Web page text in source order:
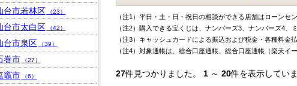
（注1）平日・土・日・祝日の相談ができる店舗はローンセ
（注2）購入できる宝くじは、ナンバーズ3、ナンバーズ4、
（注3）キャッシュカードによる振込および税金・各種料金
（注4）対象通帳は、総合口座通帳、総合口座通帳（楽天イ
27件見つかりました。 1～ 20件を表示してい
台市若林区 （23）
台市太白区 （42）
台市泉区 （39）
巻市 （27）
竈市 （6）